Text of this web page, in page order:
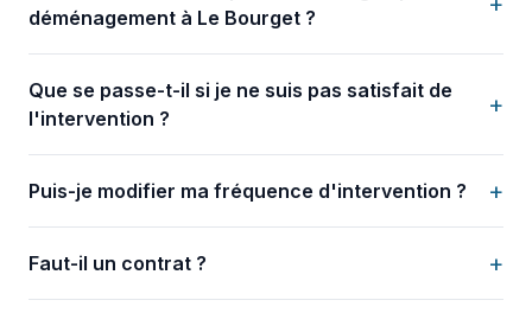
déménagement à Le Bourget ?
Que se passe-t-il si je ne suis pas satisfait de
l'intervention ?
+
Puis-je modifier ma fréquence d'intervention ? +
Faut-il un contrat ? +